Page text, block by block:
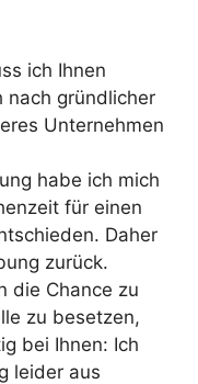
ich Ihnen
nach gründlicher
Unternehmen
habe ich mich
für einen
Daher
zurück.
die Chance zu
zu besetzen,
bei Ihnen: Ich
leider aus